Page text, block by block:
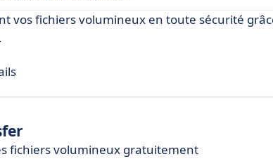
vos fichiers volumineux en toute sécurité
fichiers volumineux gratuitement